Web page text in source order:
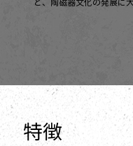
ど、陶磁器文化の発展に
特徴